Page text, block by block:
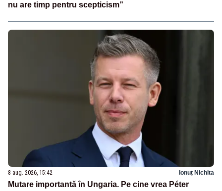
nu are timp pentru scepticism”
8 aug. 2026, 15:42 Ionuț Nichita
Mutare importantă în Ungaria. Pe cine vrea Péter